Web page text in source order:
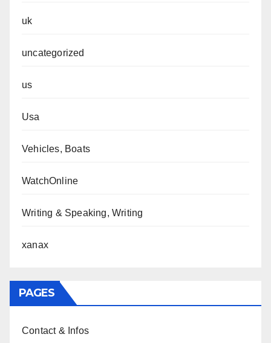
uk
uncategorized
us
Usa
Vehicles, Boats
WatchOnline
Writing & Speaking, Writing
xanax
PAGES
Contact & Infos